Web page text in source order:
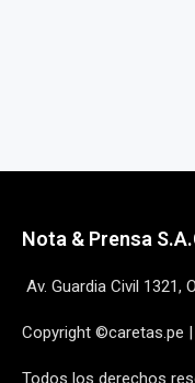
Nota & Prensa
Av. Guardia Civil 1321,
Copyright ©caretas.pe
Todos los derechos